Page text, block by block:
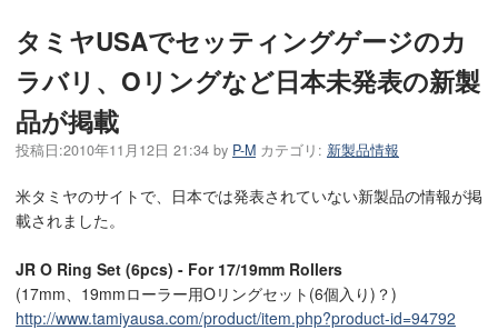
タミヤUSAでセッティングゲージのカ
ラバリ、Oリングなど日本未発表の新製
品が掲載
投稿日:2010年11月12日 21:34 by P-M カテゴリ: 新製品情報
米タミヤのサイトで、日本では発表されていない新製品の情報が掲
載されました。
JR O Ring Set (6pcs) - For 17/19mm Rollers
(17mm、19mmローラー用Oリングセット(6個入り)？)
http://www.tamiyausa.com/product/item.php?product-id=94792